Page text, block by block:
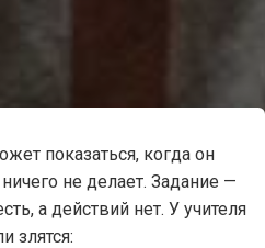
показаться, когда он
не делает. Задание —
а действий нет. У учителя
злятся: